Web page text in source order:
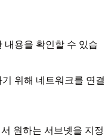
용을 확인할 수 있습
위해 네트워크를 연결
원하는 서브넷을 지정